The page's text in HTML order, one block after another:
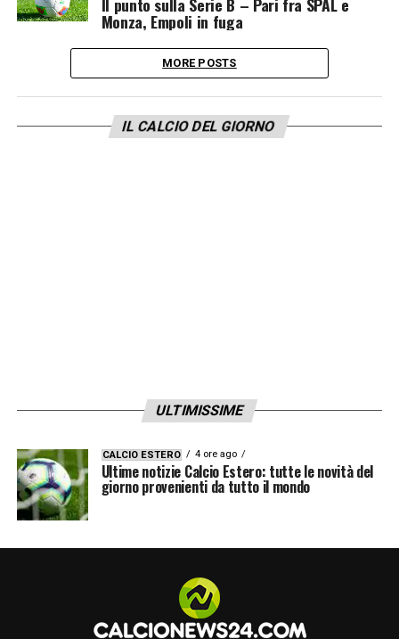
Monza, Empoli in fuga
MORE POSTS
IL CALCIO DEL GIORNO
ULTIMISSIME
CALCIO ESTERO 4 ore ago
Ultime notizie Calcio Estero: tutte le novità del
giorno provenienti da tutto il mondo